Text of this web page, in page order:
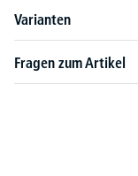
Varianten
Fragen zum Artikel